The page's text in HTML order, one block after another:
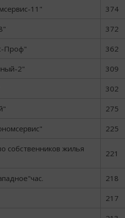
11" 374
372
Проф" 362
2" 309
302
275
225
собственников жилья
221
218
217